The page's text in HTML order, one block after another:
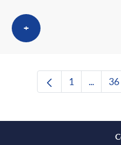
+
Pàgina
1 36